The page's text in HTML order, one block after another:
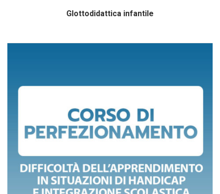
Glottodidattica infantile